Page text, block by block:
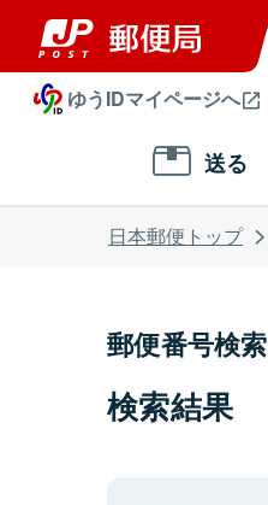
ゆうIDマイページへ
送る
日本郵便トップ
郵便番号検索
検索結果